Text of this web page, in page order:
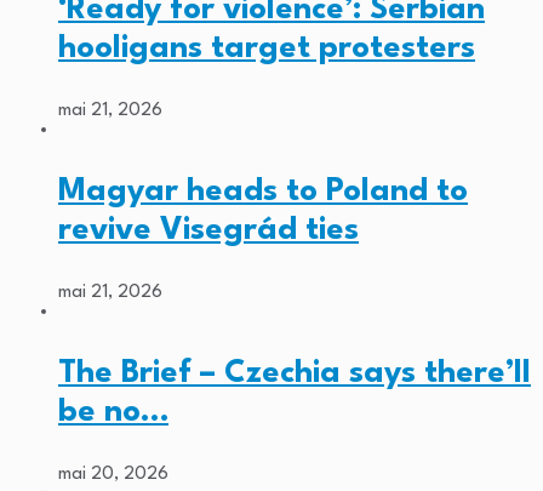
‘Ready for violence’: Serbian
hooligans target protesters
mai 21, 2026
Magyar heads to Poland to
revive Visegrád ties
mai 21, 2026
The Brief – Czechia says there’ll
be no…
mai 20, 2026